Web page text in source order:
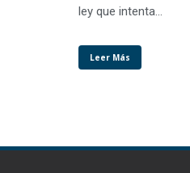
ley que intenta...
Leer Más